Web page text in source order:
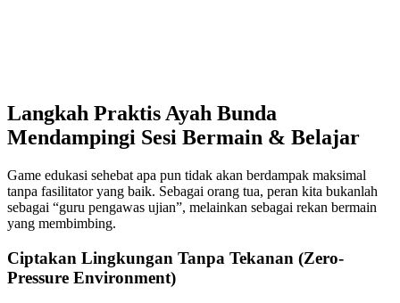
Langkah Praktis Ayah Bunda
Mendampingi Sesi Bermain & Belajar
Game edukasi sehebat apa pun tidak akan berdampak maksimal
tanpa fasilitator yang baik. Sebagai orang tua, peran kita bukanlah
sebagai “guru pengawas ujian”, melainkan sebagai rekan bermain
yang membimbing.
Ciptakan Lingkungan Tanpa Tekanan (Zero-
Pressure Environment)